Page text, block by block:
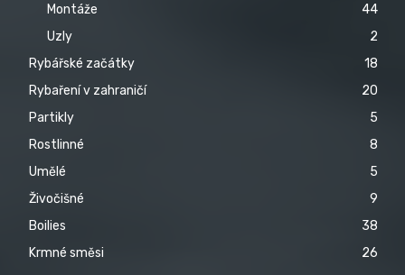
Montáže
44
Uzly
2
Rybářské začátky
18
Rybaření v zahraničí
20
Partikly
5
Rostlinné
8
Umělé
5
Živočišné
9
Boilies
38
Krmné směsi
26